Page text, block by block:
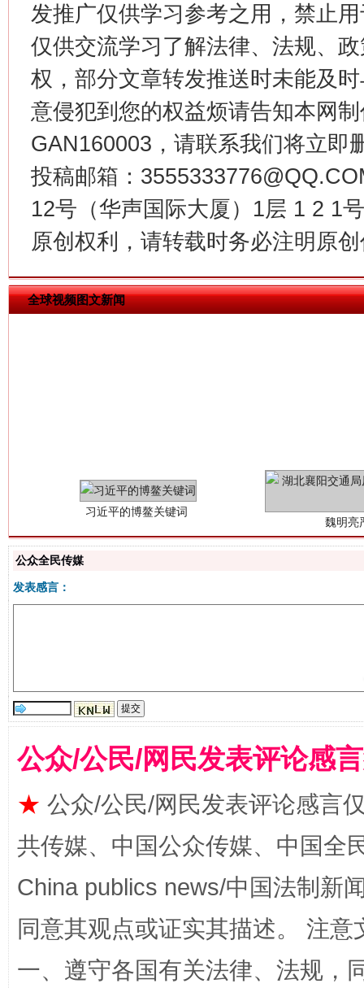
发推广仅供学习参考之用，禁止
仅供交流学习了解法律、法规、
权，部分文章转发推送时未能及
意侵犯到您的权益烦请告知本网
GAN160003，请联系我们将立即
投稿邮箱：
12号（华声国际大厦）1层 1 2 1
原创权利，请转载时务必注明原
全球视频图文新闻
在谋一域中谋全局
今
揭批美国五大"原罪" "炒
公众全民传媒
发表感言：
公众/公民/网民发表评论感
★ 公众/公民/网民发表评论感言
共传媒、中国公众传媒、中国全
China publics news/中国法制新
同意其观点或证实其描述。 注
一、遵守各国有关法律、法规，